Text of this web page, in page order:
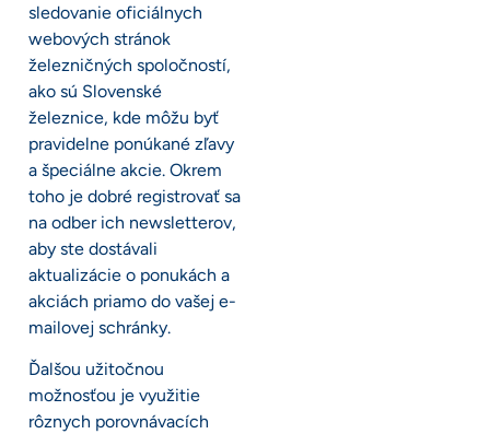
sledovanie oficiálnych
webových stránok
železničných spoločností,
ako sú Slovenské
železnice, kde môžu byť
pravidelne ponúkané zľavy
a špeciálne akcie. Okrem
toho je dobré registrovať sa
na odber ich newsletterov,
aby ste dostávali
aktualizácie o ponukách a
akciách priamo do vašej e-
mailovej schránky.
Ďalšou užitočnou
možnosťou je využitie
rôznych porovnávacích